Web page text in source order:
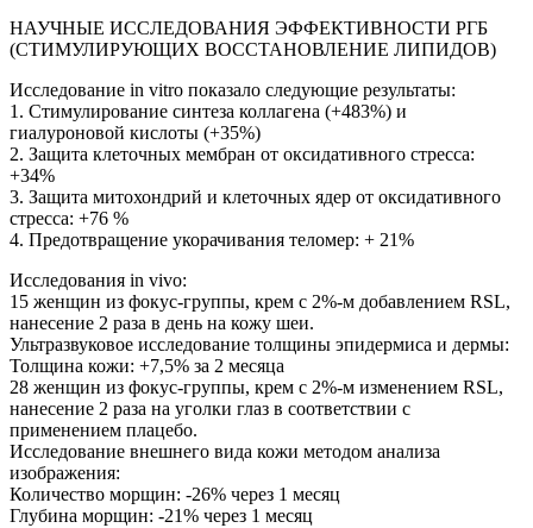
НАУЧНЫЕ ИССЛЕДОВАНИЯ ЭФФЕКТИВНОСТИ РГБ
(СТИМУЛИРУЮЩИХ ВОССТАНОВЛЕНИЕ ЛИПИДОВ)
Исследование in vitro показало следующие результаты:
1. Стимулирование синтеза коллагена (+483%) и
гиалуроновой кислоты (+35%)
2. Защита клеточных мембран от оксидативного стресса:
+34%
3. Защита митохондрий и клеточных ядер от оксидативного
стресса: +76 %
4. Предотвращение укорачивания теломер: + 21%
Исследования in vivo:
15 женщин из фокус-группы, крем с 2%-м добавлением RSL,
нанесение 2 раза в день на кожу шеи.
Ультразвуковое исследование толщины эпидермиса и дермы:
Толщина кожи: +7,5% за 2 месяца
28 женщин из фокус-группы, крем с 2%-м изменением RSL,
нанесение 2 раза на уголки глаз в соответствии с
применением плацебо.
Исследование внешнего вида кожи методом анализа
изображения:
Количество морщин: -26% через 1 месяц
Глубина морщин: -21% через 1 месяц